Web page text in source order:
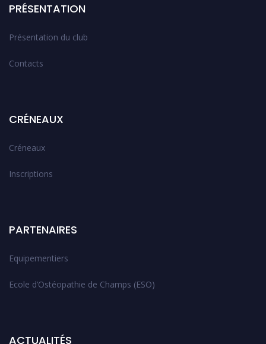
PRÉSENTATION
Présentation du club
Contacts
CRÉNEAUX
Créneaux
Inscriptions
PARTENAIRES
Equipementiers
Ecole d’Ostéopathie de Champs (ESO)
ACTUALITÉS